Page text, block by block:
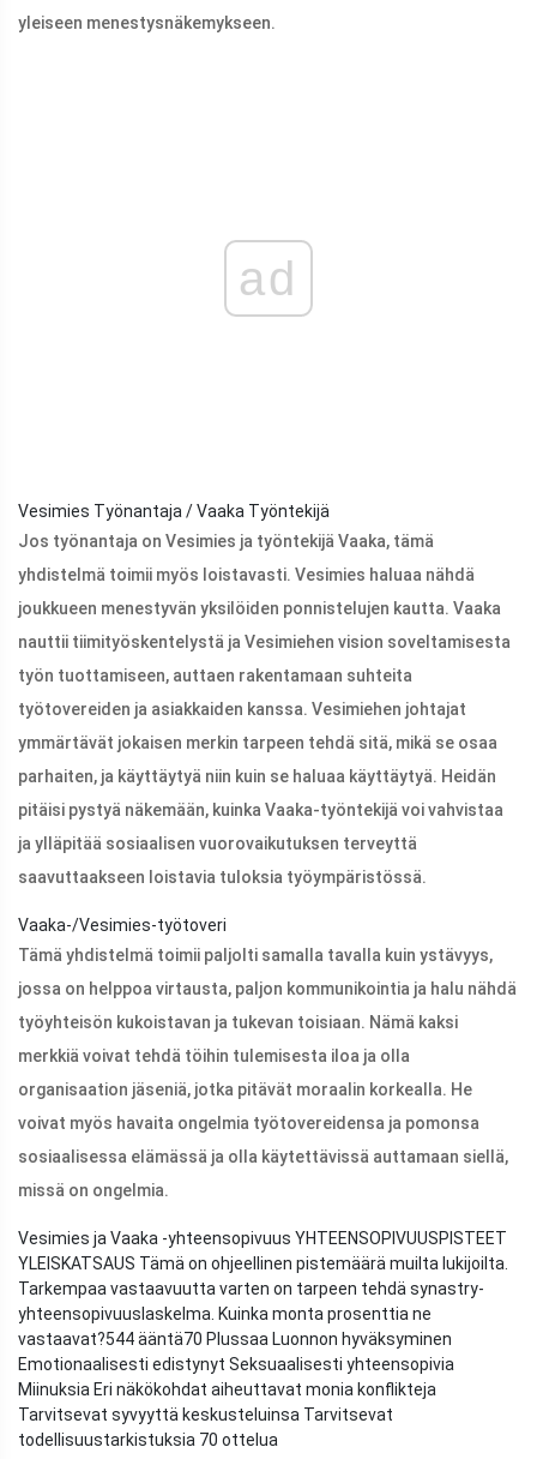
yleiseen menestysnäkemykseen.
ad
Vesimies Työnantaja / Vaaka Työntekijä
Jos työnantaja on Vesimies ja työntekijä Vaaka, tämä
yhdistelmä toimii myös loistavasti. Vesimies haluaa nähdä
joukkueen menestyvän yksilöiden ponnistelujen kautta. Vaaka
nauttii tiimityöskentelystä ja Vesimiehen vision soveltamisesta
työn tuottamiseen, auttaen rakentamaan suhteita
työtovereiden ja asiakkaiden kanssa. Vesimiehen johtajat
ymmärtävät jokaisen merkin tarpeen tehdä sitä, mikä se osaa
parhaiten, ja käyttäytyä niin kuin se haluaa käyttäytyä. Heidän
pitäisi pystyä näkemään, kuinka Vaaka-työntekijä voi vahvistaa
ja ylläpitää sosiaalisen vuorovaikutuksen terveyttä
saavuttaakseen loistavia tuloksia työympäristössä.
Vaaka-/Vesimies-työtoveri
Tämä yhdistelmä toimii paljolti samalla tavalla kuin ystävyys,
jossa on helppoa virtausta, paljon kommunikointia ja halu nähdä
työyhteisön kukoistavan ja tukevan toisiaan. Nämä kaksi
merkkiä voivat tehdä töihin tulemisesta iloa ja olla
organisaation jäseniä, jotka pitävät moraalin korkealla. He
voivat myös havaita ongelmia työtovereidensa ja pomonsa
sosiaalisessa elämässä ja olla käytettävissä auttamaan siellä,
missä on ongelmia.
Vesimies ja Vaaka -yhteensopivuus YHTEENSOPIVUUSPISTEET
YLEISKATSAUS Tämä on ohjeellinen pistemäärä muilta lukijoilta.
Tarkempaa vastaavuutta varten on tarpeen tehdä synastry-
yhteensopivuuslaskelma. Kuinka monta prosenttia ne
vastaavat?544 ääntä70 Plussaa Luonnon hyväksyminen
Emotionaalisesti edistynyt Seksuaalisesti yhteensopivia
Miinuksia Eri näkökohdat aiheuttavat monia konflikteja
Tarvitsevat syvyyttä keskusteluinsa Tarvitsevat
todellisuustarkistuksia 70 ottelua